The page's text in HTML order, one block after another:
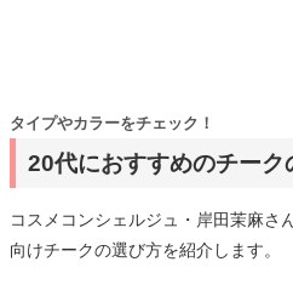
20代におすすめのチーク
タイプやカラーをチェック！
コスメコンシェルジュ・岸田茉麻さ
向けチークの選び方を紹介します。